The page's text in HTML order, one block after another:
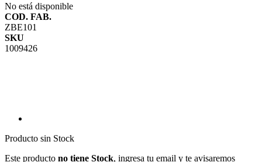
No está disponible
COD. FAB.
ZBE101
SKU
1009426
Producto sin Stock
Este producto no tiene Stock, ingresa tu email y te avisaremos